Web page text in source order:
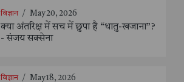
विज्ञान / May 20, 2026
क्या अंतरिक्ष में सच में छुपा है “धातु-खजाना”?
- संजय सक्सेना
विज्ञान / May 18, 2026